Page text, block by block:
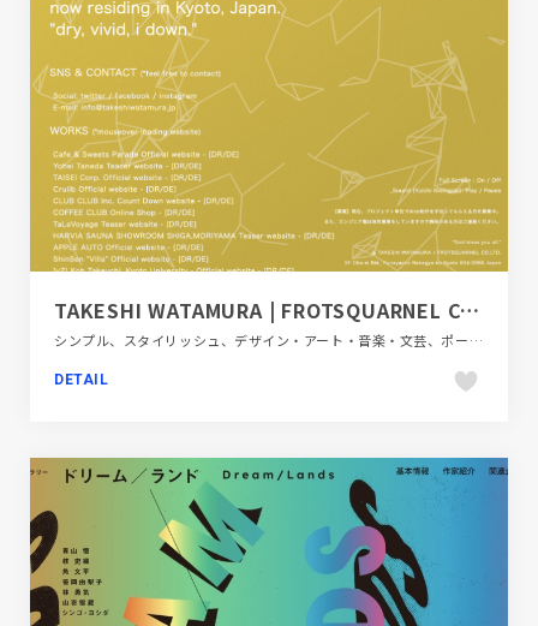
TAKESHI WATAMURA | FROTSQUARNEL CO.LTD.
シンプル、スタイリッシュ、デザイン・アート・音楽・文芸、ポートフォリオ
DETAIL